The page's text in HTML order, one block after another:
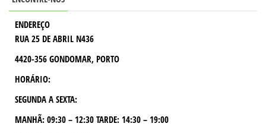
ENDEREÇO
RUA 25 DE ABRIL N436
4420-356 GONDOMAR, PORTO
HORÁRIO:
SEGUNDA A SEXTA:
MANHÃ: 09:30 – 12:30 TARDE: 14:30 – 19:00